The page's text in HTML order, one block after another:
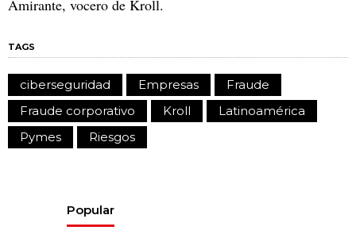
Amirante, vocero de Kroll.
TAGS
ciberseguridad Empresas
Fraude
Fraude corporativo
Kroll
Latinoamérica
Pymes
Riesgos
Popular